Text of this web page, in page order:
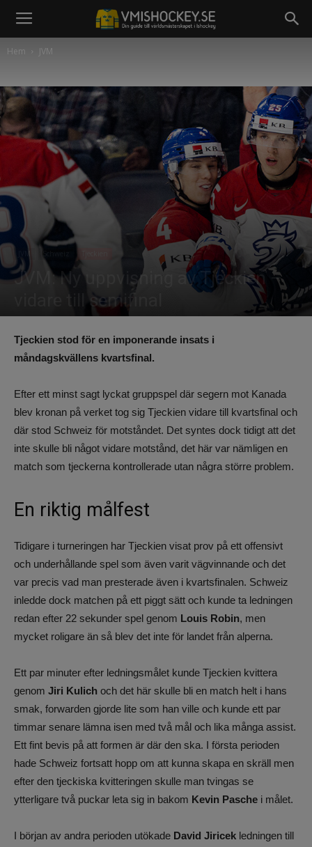
Hem JVM
JVM
JVM: Ny uppvisning av Tjeckien –
vidare till semifinal
Tjeckien stod för en imponerande insats i
måndagskvällens kvartsfinal.
Efter ett minst sagt lyckat gruppspel där segern mot Kanada
blev kronan på verket tog sig Tjeckien vidare till kvartsfinal och
där stod Schweiz för motståndet. Det syntes dock tidigt att det
inte skulle bli något vidare motstånd, det här var nämligen en
match som tjeckerna kontrollerade utan några större problem.
En riktig målfest
Tidigare i turneringen har Tjeckien visat prov på ett offensivt
och underhållande spel som även varit vägvinnande och det
var precis vad man presterade även i kvartsfinalen. Schweiz
inledde dock matchen på ett piggt sätt och kunde ta ledningen
redan efter 22 sekunder spel genom Louis Robin, men
mycket roligare än så blev det inte för landet från alperna.
Ett par minuter efter ledningsmålet kunde Tjeckien kvittera
genom Jiri Kulich och det här skulle bli en match helt i hans
smak, forwarden gjorde lite som han ville och kunde ett par
timmar senare lämna isen med två mål och lika många assist.
Ett fint bevis på att formen är där den ska. I första perioden
hade Schweiz fortsatt hopp om att kunna skapa en skräll men
efter den tjeckiska kvitteringen skulle man tvingas se
ytterligare två puckar leta sig in bakom Kevin Pasche i målet.
I början av andra perioden utökade David Jiricek ledningen till